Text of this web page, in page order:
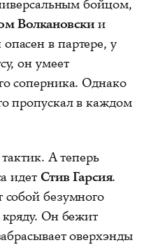
бойцом,
Волкановскии
в партере, у
он умеет
соперника. Однако
пропускал в каждом
А теперь
идет Стив Гарсия.
собой безумного
Он бежит
оверхэнды